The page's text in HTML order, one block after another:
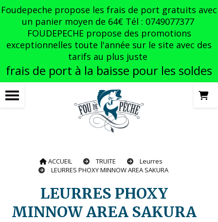
Foudepeche propose les frais de port gratuits avec
un panier moyen de 64€ Tél : 0749077377
FOUDEPECHE propose des promotions
exceptionnelles toute l'année sur le site avec des
tarifs au plus juste
frais de port à la baisse pour les soldes
ACCUEIL TRUITE
Leurres
LEURRES PHOXY MINNOW AREA SAKURA
LEURRES PHOXY
MINNOW AREA SAKURA